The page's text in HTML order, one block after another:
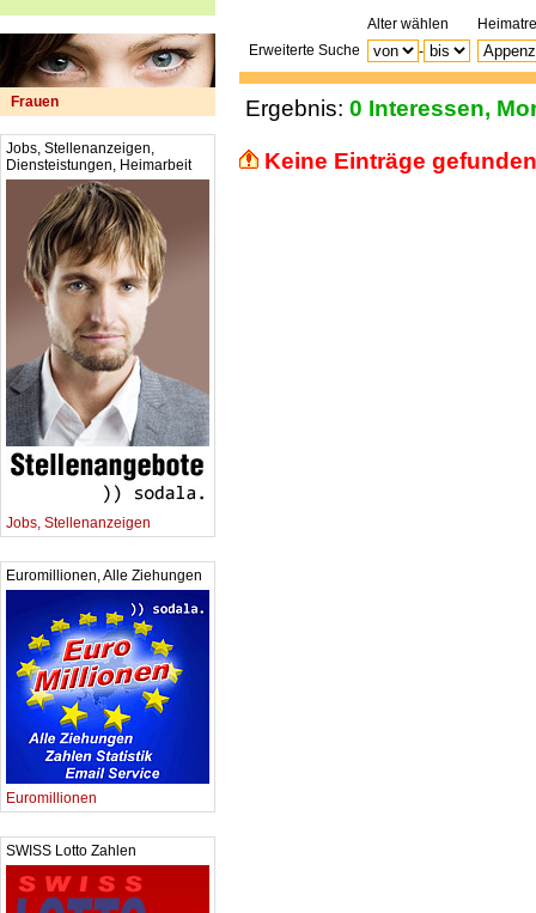
Frauen
Jobs, Stellenanzeigen,
Diensteistungen, Heimarbeit
Jobs, Stellenanzeigen
Euromillionen, Alle Ziehungen
Euromillionen
SWISS Lotto Zahlen
Alter wählen
Erweiterte Suche
-
Ergebnis: 0 Interessen,
Keine Einträge